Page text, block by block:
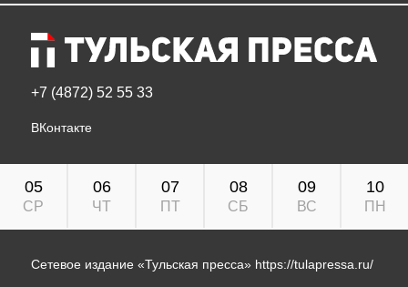
+7 (4872) 52 55 33
ВКонтакте
05
СР
06
ЧТ
07
ПТ
08
СБ
09
ВС
10
ПН
Сетевое издание «Тульская пресса» https://tulapressa.ru/